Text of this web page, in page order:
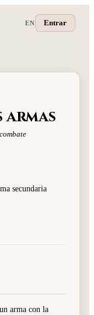
EN Entrar
armas
secundaria
arma con la